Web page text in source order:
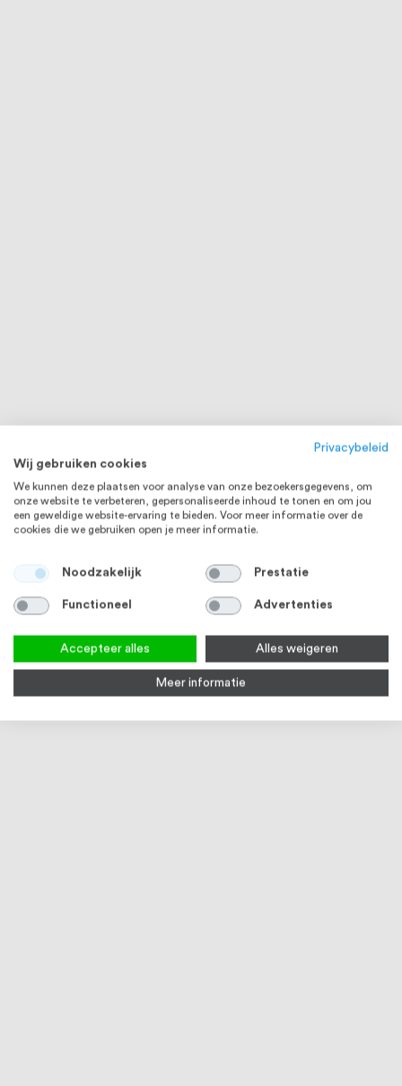
Privacybeleid
Wij gebruiken cookies
We kunnen deze plaatsen voor analyse van onze bezoekersgegevens, om
onze website te verbeteren, gepersonaliseerde inhoud te tonen en om jou
een geweldige website-ervaring te bieden. Voor meer informatie over de
cookies die we gebruiken open je meer informatie.
Noodzakelijk Prestatie
Functioneel Advertenties
Accepteer alles Alles weigeren
Meer informatie